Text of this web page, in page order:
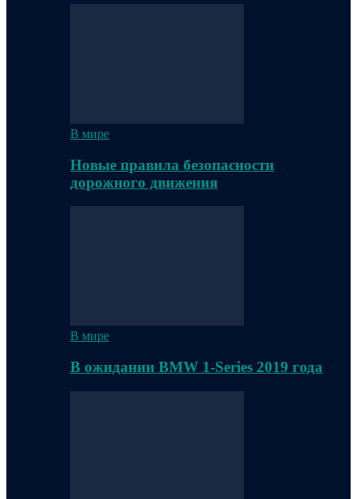
В мире
Новые правила безопасности
дорожного движения
В мире
В ожидании BMW 1-Series 2019 года